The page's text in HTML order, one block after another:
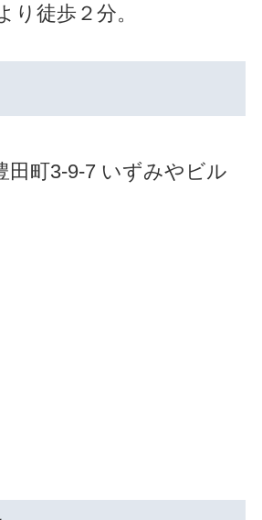
り徒歩２分。
田町3-9-7 いずみやビル